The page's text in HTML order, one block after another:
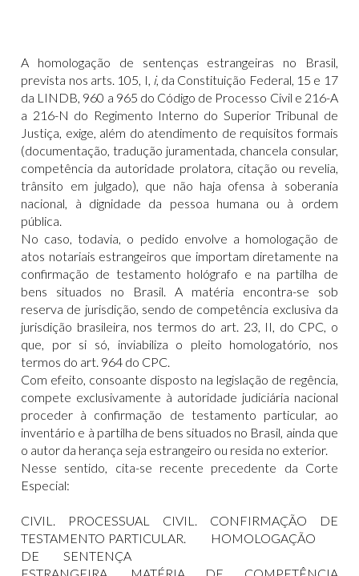
A homologação de sentenças estrangeiras no Brasil,
prevista nos arts. 105, I, i, da Constituição Federal, 15 e 17
da LINDB, 960 a 965 do Código de Processo Civil e 216-A
a 216-N do Regimento Interno do Superior Tribunal de
Justiça, exige, além do atendimento de requisitos formais
(documentação, tradução juramentada, chancela consular,
competência da autoridade prolatora, citação ou revelia,
trânsito em julgado), que não haja ofensa à soberania
nacional, à dignidade da pessoa humana ou à ordem
pública.
No caso, todavia, o pedido envolve a homologação de
atos notariais estrangeiros que importam diretamente na
confirmação de testamento hológrafo e na partilha de
bens situados no Brasil. A matéria encontra-se sob
reserva de jurisdição, sendo de competência exclusiva da
jurisdição brasileira, nos termos do art. 23, II, do CPC, o
que, por si só, inviabiliza o pleito homologatório, nos
termos do art. 964 do CPC.
Com efeito, consoante disposto na legislação de regência,
compete exclusivamente à autoridade judiciária nacional
proceder à confirmação de testamento particular, ao
inventário e à partilha de bens situados no Brasil, ainda que
o autor da herança seja estrangeiro ou resida no exterior.
Nesse sentido, cita-se recente precedente da Corte
Especial:
CIVIL. PROCESSUAL CIVIL. CONFIRMAÇÃO DE
TESTAMENTO PARTICULAR. HOMOLOGAÇÃO
DE SENTENÇA